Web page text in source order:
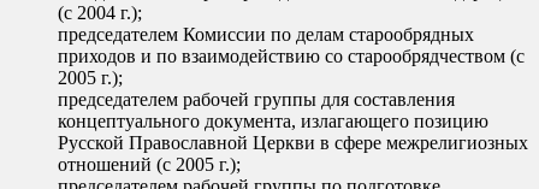
(с 2004 г.);
председателем Комиссии по делам старообрядных
приходов и по взаимодействию со старообрядчеством (с
2005 г.);
председателем рабочей группы для составления
концептуального документа, излагающего позицию
Русской Православной Церкви в сфере межрелигиозных
отношений (с 2005 г.);